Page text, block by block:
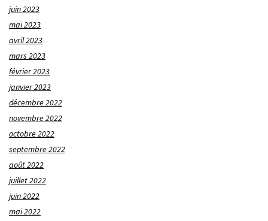
juin 2023
mai 2023
avril 2023
mars 2023
février 2023
janvier 2023
décembre 2022
novembre 2022
octobre 2022
septembre 2022
août 2022
juillet 2022
juin 2022
mai 2022